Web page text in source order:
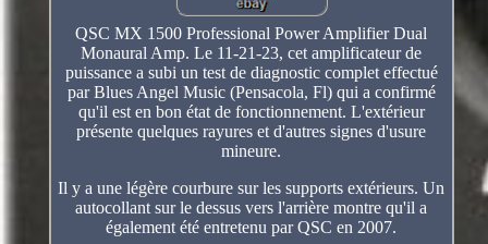
QSC MX 1500 Professional Power Amplifier Dual
Monaural Amp. Le 11-21-23, cet amplificateur de
puissance a subi un test de diagnostic complet effectué
par Blues Angel Music (Pensacola, Fl) qui a confirmé
qu'il est en bon état de fonctionnement. L'extérieur
présente quelques rayures et d'autres signes d'usure
mineure.
Il y a une légère courbure sur les supports extérieurs. Un
autocollant sur le dessus vers l'arrière montre qu'il a
également été entretenu par QSC en 2007.